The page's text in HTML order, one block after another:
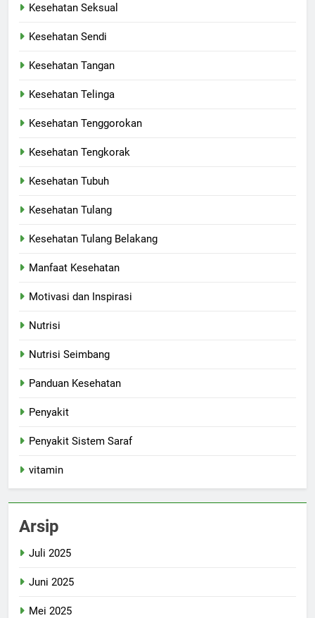
Kesehatan Seksual
Kesehatan Sendi
Kesehatan Tangan
Kesehatan Telinga
Kesehatan Tenggorokan
Kesehatan Tengkorak
Kesehatan Tubuh
Kesehatan Tulang
Kesehatan Tulang Belakang
Manfaat Kesehatan
Motivasi dan Inspirasi
Nutrisi
Nutrisi Seimbang
Panduan Kesehatan
Penyakit
Penyakit Sistem Saraf
vitamin
Arsip
Juli 2025
Juni 2025
Mei 2025